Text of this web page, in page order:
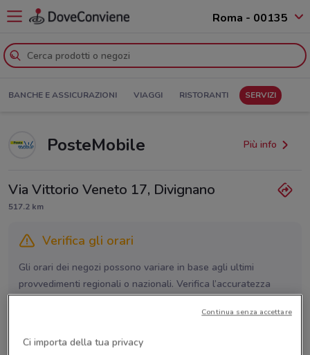
Roma - 00135
BANCHE E ASSICURAZIONI VIAGGI RISTORANTI SERVIZI
PosteMobile Più info
Via Vittorio Veneto 17, Divignano
517.2 km
Verifica gli orari
Gli orari dei negozi possono variare in base agli ultimi
provvedimenti regionali o nazionali. Verifica l’accuratezza
chiamando il negozio.
Ci importa della tua privacy
Continua senza accettare